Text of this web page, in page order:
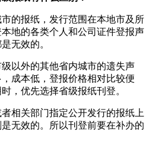
的报纸，发行范围在本地市及所
地的各类个人和公司证件登报声
无效的。
以外的其他省内城市的遗失声
成本低，登报价格相对比较便
，优先选择省级报纸刊登。
相关部门指定公开发行的报纸上
无效的。所以刊登前要在补办的